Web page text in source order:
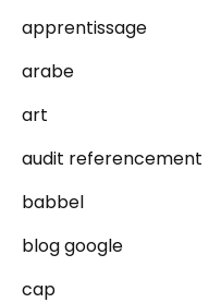
apprentissage
arabe
art
audit referencement
babbel
blog google
cap